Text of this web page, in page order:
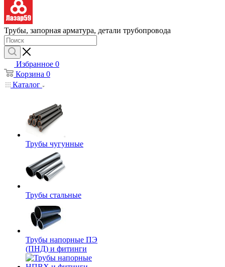
Трубы, запорная арматура, детали трубопровода
Избранное 0
Корзина 0
Каталог
Трубы чугунные
Трубы стальные
Трубы напорные ПЭ
(ПНД) и фитинги